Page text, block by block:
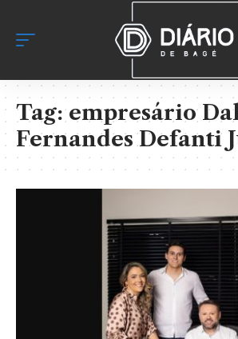
Tag:empresário
Fernandes Defanti